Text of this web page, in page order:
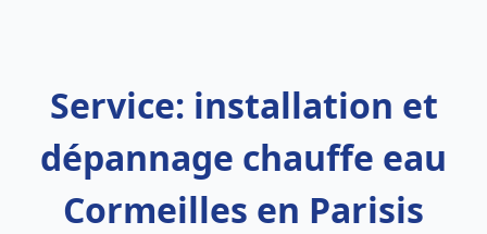
Service: installation et
dépannage chauffe eau
Cormeilles en Parisis